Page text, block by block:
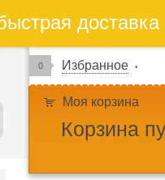
доставка
0 Избранное
Моя корзина
Корзина